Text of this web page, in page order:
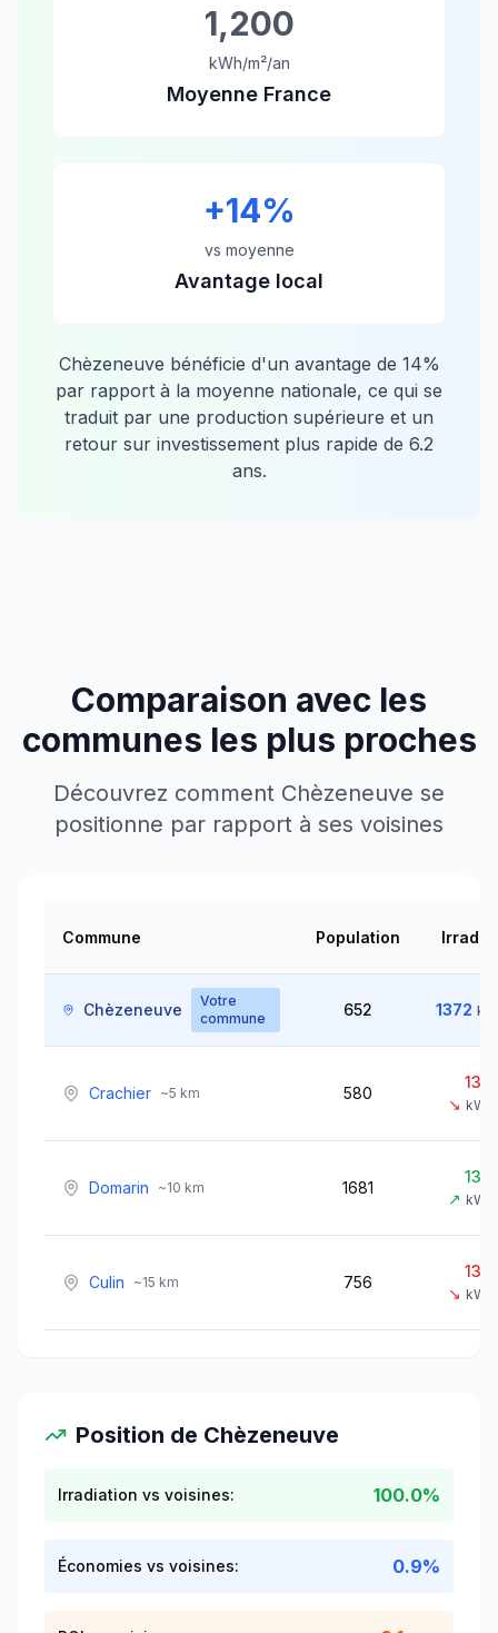
1,200
kWh/m²/an
Moyenne France
+14%
vs moyenne
Avantage local
Chèzeneuve bénéficie d'un avantage de 14%
par rapport à la moyenne nationale, ce qui se
traduit par une production supérieure et un
retour sur investissement plus rapide de 6.2
ans.
Comparaison avec les
communes les plus proches
Découvrez comment Chèzeneuve se
positionne par rapport à ses voisines
Commune Population
Chèzeneuve
Votre
commune
652 1372
Crachier ~5 km 580
↘
Domarin ~10 km 1681
↗
Culin ~15 km 756
↘
Position de Chèzeneuve
Irradiation vs voisines: 100.0%
Économies vs voisines: 0.9%